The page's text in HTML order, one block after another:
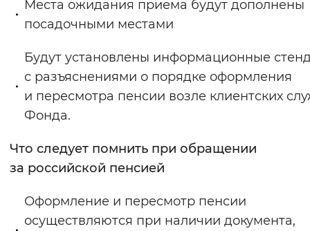
Места ожидания приема будут дополнены
посадочными местами
Будут установлены информационные
с разъяснениями о порядке оформления
и пересмотра пенсии возле клиентских
Фонда.
Что следует помнить при обращении
за российской пенсией
Оформление и пересмотр пенсии
осуществляются при наличии документа,